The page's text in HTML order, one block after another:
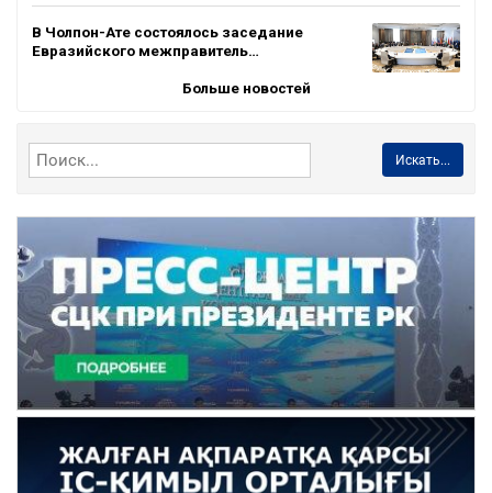
В Чолпон-Ате состоялось заседание
Евразийского межправитель…
Больше новостей
Искать...